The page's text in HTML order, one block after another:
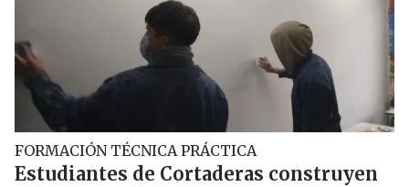
FORMACIÓN TÉCNICA PRÁCTICA
Estudiantes de Cortaderas construyen